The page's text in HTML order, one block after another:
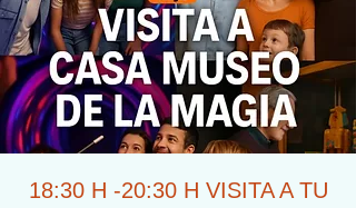
18:30 H -20:30 H VISITA A TU